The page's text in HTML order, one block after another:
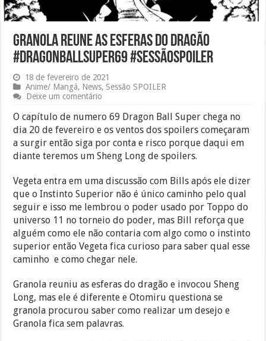
Granola reune as esferas do dragão
#DragonBallSuper69 #SessãoSPOILER
18 de fevereiro de 2021
Anime/ Mangá, News, Sessão SPOILER
Deixe um comentário
O capítulo de numero 69 Dragon Ball Super chega no
dia 20 de fevereiro e os ventos dos spoilers começaram
a surgir então siga por conta e risco porque daqui em
diante teremos um Sheng Long de spoilers.
Vegeta entra em uma discussão com Bills após ele dizer
que o Instinto Superior não é único caminho pelo qual
seguir e isso me lembrou o poder usado por Toppo do
universo 11 no torneio do poder, mas Bill reforça que
alguém como ele não contaria com algo como o instinto
superior então Vegeta fica curioso para saber qual esse
caminho e como chegar nele.
Granola reuniu as esferas do dragão e invocou Sheng
Long, mas ele é diferente e Otomiru questiona se
granola procurou saber como realizar um desejo e
Granola fica sem palavras.